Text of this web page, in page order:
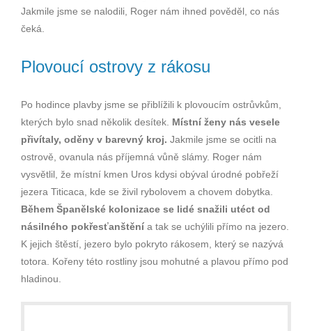
Jakmile jsme se nalodili, Roger nám ihned pověděl, co nás
čeká.
Plovoucí ostrovy z rákosu
Po hodince plavby jsme se přiblížili k plovoucím ostrůvkům,
kterých bylo snad několik desítek. Místní ženy nás vesele
přivítaly, oděny v barevný kroj. Jakmile jsme se ocitli na
ostrově, ovanula nás příjemná vůně slámy. Roger nám
vysvětlil, že místní kmen Uros kdysi obýval úrodné pobřeží
jezera Titicaca, kde se živil rybolovem a chovem dobytka.
Během Španělské kolonizace se lidé snažili utéct od
násilného pokřesťanštění a tak se uchýlili přímo na jezero.
K jejich štěstí, jezero bylo pokryto rákosem, který se nazývá
totora. Kořeny této rostliny jsou mohutné a plavou přímo pod
hladinou.